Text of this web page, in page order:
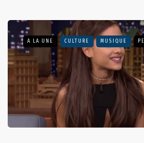
A LA UNE CULTURE MUSIQUE